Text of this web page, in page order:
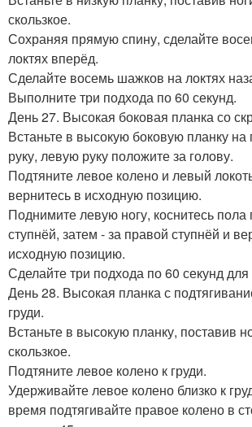
скользкое.
Сохраняя прямую спину, сделайте
локтях вперёд.
Сделайте восемь шажков на локтях
Выполните три подхода по 60 секунд.
День 27. Высокая боковая планка со
Встаньте в высокую боковую планку
руку, левую руку положите за голову.
Подтяните левое колено и левый
вернитесь в исходную позицию.
Поднимите левую ногу, коснитесь
ступнёй, затем - за правой ступнёй и
исходную позицию.
Сделайте три подхода по 60 секунд
День 28. Высокая планка с
груди.
Встаньте в высокую планку, поставив
скользкое.
Подтяните левое колено к груди.
Удерживайте левое колено близко к
время подтягивайте правое колено в